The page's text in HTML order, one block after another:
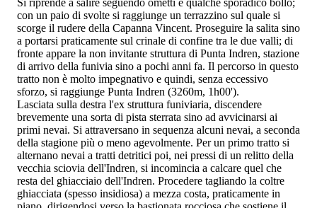
Si riprende a salire seguendo ometti e qualche sporadico bollo;
con un paio di svolte si raggiunge un terrazzino sul quale si
scorge il rudere della Capanna Vincent. Proseguire la salita sino
a portarsi praticamente sul crinale di confine tra le due valli; di
fronte appare la non invitante struttura di Punta Indren, stazione
di arrivo della funivia sino a pochi anni fa. Il percorso in questo
tratto non è molto impegnativo e quindi, senza eccessivo
sforzo, si raggiunge Punta Indren (3260m, 1h00').
Lasciata sulla destra l'ex struttura funiviaria, discendere
brevemente una sorta di pista sterrata sino ad avvicinarsi ai
primi nevai. Si attraversano in sequenza alcuni nevai, a seconda
della stagione più o meno agevolmente. Per un primo tratto si
alternano nevai a tratti detritici poi, nei pressi di un relitto della
vecchia sciovia dell'Indren, si incomincia a calcare quel che
resta del ghiacciaio dell'Indren. Procedere tagliando la coltre
ghiacciata (spesso insidiosa) a mezza costa, praticamente in